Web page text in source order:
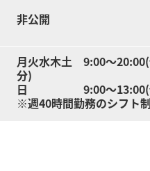
非公開
月火水木土 9:00～
分)
日 9:00～13:00(休
※週40時間勤務のシフト制